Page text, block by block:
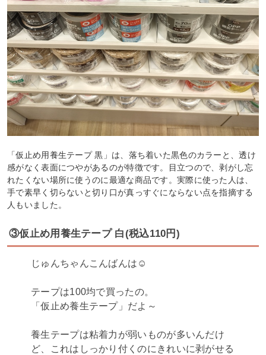
「仮止め用養生テープ 黒」は、落ち着いた黒色のカラーと、透け
感がなく表面につやがあるのが特徴です。目立つので、剥がし忘
れたくない場所に使うのに最適な商品です。実際に使った人は、
手で素早く切らないと切り口が真っすぐにならない点を指摘する
人もいました。
③仮止め用養生テープ 白(税込110円)
じゅんちゃんこんばんは☺
テープは100均で買ったの。
「仮止め養生テープ」だよ～
養生テープは粘着力が弱いものが多いんだけ
ど、これはしっかり付くのにきれいに剥がせる